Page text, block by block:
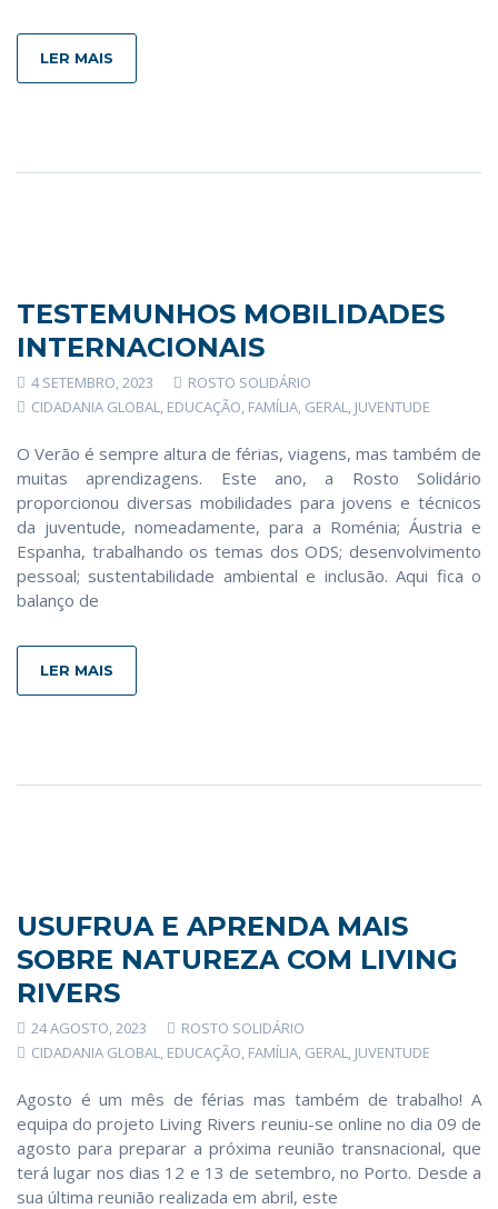
LER MAIS
TESTEMUNHOS MOBILIDADES
INTERNACIONAIS
4 SETEMBRO, 2023
ROSTO SOLIDÁRIO
CIDADANIA GLOBAL, EDUCAÇÃO, FAMÍLIA, GERAL, JUVENTUDE
O Verão é sempre altura de férias, viagens, mas também de
muitas aprendizagens. Este ano, a Rosto Solidário
proporcionou diversas mobilidades para jovens e técnicos
da juventude, nomeadamente, para a Roménia; Áustria e
Espanha, trabalhando os temas dos ODS; desenvolvimento
pessoal; sustentabilidade ambiental e inclusão. Aqui fica o
balanço de
LER MAIS
USUFRUA E APRENDA MAIS
SOBRE NATUREZA COM LIVING
RIVERS
24 AGOSTO, 2023
ROSTO SOLIDÁRIO
CIDADANIA GLOBAL, EDUCAÇÃO, FAMÍLIA, GERAL, JUVENTUDE
Agosto é um mês de férias mas também de trabalho! A
equipa do projeto Living Rivers reuniu-se online no dia 09 de
agosto para preparar a próxima reunião transnacional, que
terá lugar nos dias 12 e 13 de setembro, no Porto. Desde a
sua última reunião realizada em abril, este